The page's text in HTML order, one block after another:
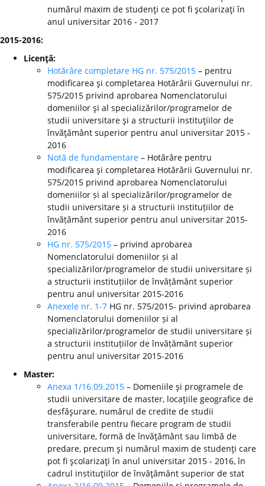
numărul maxim de studenţi ce pot fi şcolarizaţi în
anul universitar 2016 - 2017
2015-2016:
Licenţă:
Hotărâre completare HG nr. 575/2015 – pentru
modificarea şi completarea Hotărârii Guvernului nr.
575/2015 privind aprobarea Nomenclatorului
domeniilor şi al specializărilor/programelor de
studii universitare şi a structurii instituţiilor de
învăţământ superior pentru anul universitar 2015 -
2016
Notă de fundamentare – Hotărâre pentru
modificarea şi completarea Hotărârii Guvernului nr.
575/2015 privind aprobarea Nomenclatorului
domeniilor și al specializărilor/programelor de
studii universitare și a structurii instituțiilor de
învățământ superior pentru anul universitar 2015-
2016
HG nr. 575/2015 – privind aprobarea
Nomenclatorului domeniilor și al
specializărilor/programelor de studii universitare și
a structurii instituțiilor de învățământ superior
pentru anul universitar 2015-2016
Anexele nr. 1-7 HG nr. 575/2015- privind aprobarea
Nomenclatorului domeniilor și al
specializărilor/programelor de studii universitare și
a structurii instituțiilor de învățământ superior
pentru anul universitar 2015-2016
Master:
Anexa 1/16.09.2015 – Domeniile şi programele de
studii universitare de master, locaţiile geografice de
desfăşurare, numărul de credite de studii
transferabile pentru fiecare program de studii
universitare, formă de învăţământ sau limbă de
predare, precum şi numărul maxim de studenţi care
pot fi şcolarizaţi în anul universitar 2015 - 2016, în
cadrul instituţiilor de învăţământ superior de stat